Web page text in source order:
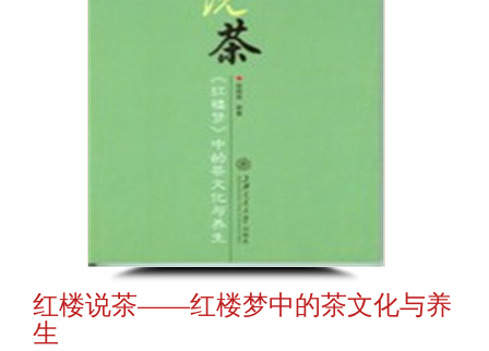
红楼说茶——红楼梦中的茶文化与养
生